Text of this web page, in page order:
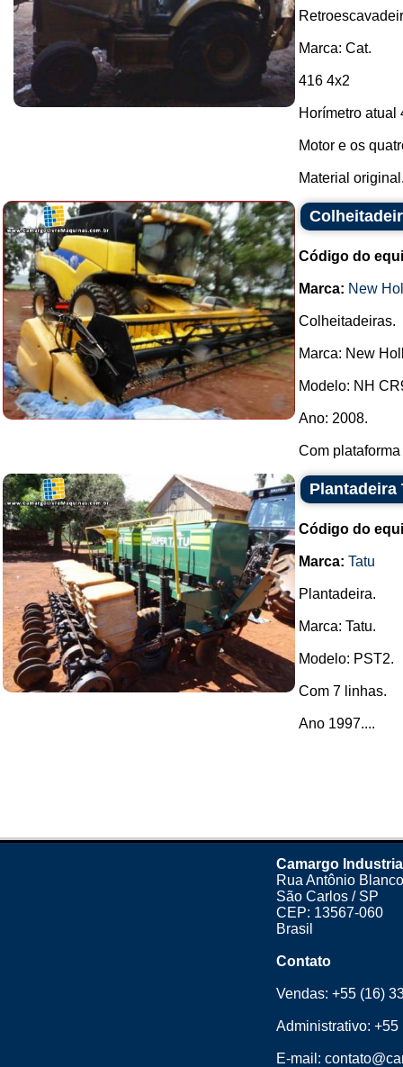
Marca: Cat.
416 4x2
Horímetro atual
Motor e os
Material
Código do
Marca: New
Colheitadeiras.
Marca: New
Modelo: NH
Ano: 2008.
Com
Plantadeira
Código do
Marca: Tatu
Plantadeira.
Marca: Tatu.
Modelo: PST2.
Com 7 linhas.
Ano 1997....
Camargo
Rua Antônio
São Carlos / SP
CEP: 13567-060
Brasil
Contato
Vendas:+55 (16)
Administrativo:+55
E-mail: